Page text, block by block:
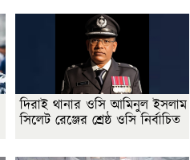
দিরাই থানার ওসি আমিনুল ইসলাম
সিলেট রেঞ্জের শ্রেষ্ঠ ওসি নির্বাচিত